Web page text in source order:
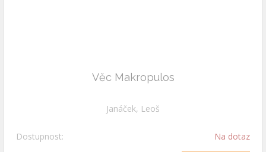
Věc Makropulos
Janáček, Leoš
Dostupnost: Na dotaz